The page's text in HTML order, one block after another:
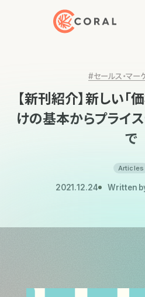
トップページへ戻る
#セールス・マー
【新刊紹介】新しい「
けの基本からプライ
で
Articles
2021.12.24 Written